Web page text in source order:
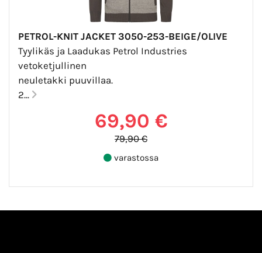
PETROL-KNIT JACKET 3050-253-BEIGE/OLIVE
Tyylikäs ja Laadukas Petrol Industries
vetoketjullinen
neuletakki puuvillaa.
2...
69,90 €
79,90 €
varastossa